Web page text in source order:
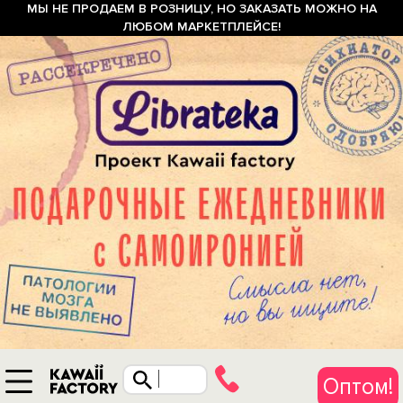
МЫ НЕ ПРОДАЕМ В РОЗНИЦУ, НО ЗАКАЗАТЬ МОЖНО НА
ЛЮБОМ МАРКЕТПЛЕЙСЕ!
Оптом!